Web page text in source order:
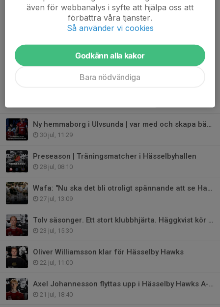
Nu väntar alltså en fjärde säsong i moderklubbens A-lag för
ännu en stark Hawksprodukt.
Dela nyhet
Ny hemmaborg i Ulvsunda | var med och skapa bästa matchupplevelsen
30 jul, 11:29
Preseason | Träningsmatcher i Hässelbyhallen
28 jul, 08:10
Wafa: "Nu ska det bli otroligt spännande att se Hawks 3.0"
27 jul, 13:09
Tolv säsonger. Ett stort klubbhjärta. Häggkvist kör vidare i Hawks.
23 jul, 15:30
Oliver Williamsson klar för Hässelby Hawks
22 jul, 11:00
Axel Johannesson flyttas upp i Hässelby Hawks A-lag
21 jul, 18:40
även för webbanalys i syfte att hjälpa oss att
förbättra våra tjänster.
Så använder vi cookies
Godkänn alla kakor
Bara nödvändiga